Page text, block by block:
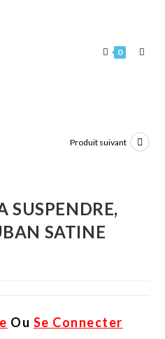
0
Produit suivant
SUSPENDRE,
SATINE
Ou Se Connecter